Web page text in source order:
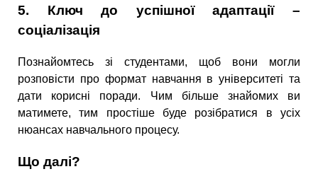
5. Ключ до успішної адаптації–
соціалізація
Познайомтесь зі студентами, щоб вони могли
розповісти про формат навчання в університеті та
дати корисні поради. Чим більше знайомих ви
матимете, тим простіше буде розібратися в усіх
нюансах навчального процесу.
Що далі?